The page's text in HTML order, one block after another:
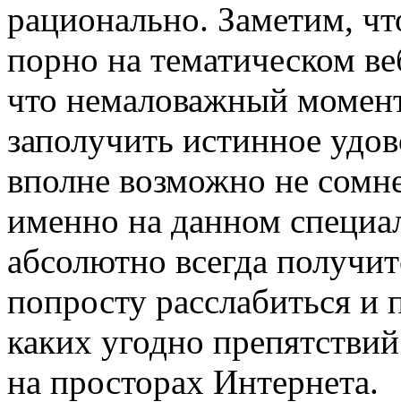
рационально. Заметим,
порно на тематическом
что немаловажный
заполучить истинное
вполне возможно не
именно на данном
абсолютно всегда
попросту расслабиться и
каких угодно
на просторах Интернета.